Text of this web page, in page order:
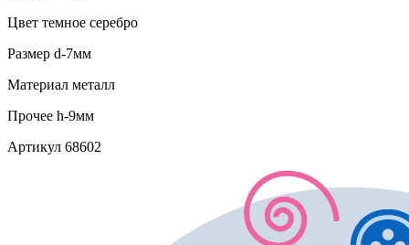
Цвет темное серебро
Размер d-7мм
Материал металл
Прочее h-9мм
Артикул 68602